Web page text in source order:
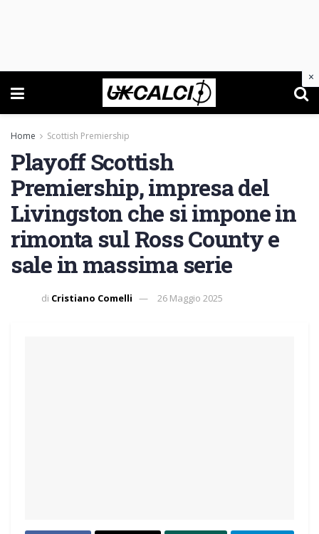
Home Scottish Premiership
Playoff Scottish
Premiership, impresa del
Livingston che si impone in
rimonta sul Ross County e
sale in massima serie
di Cristiano Comelli 26 Maggio 2025
×